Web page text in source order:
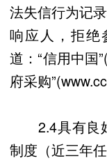
法失信行为记
响应人，拒绝
道：“信用中国
府采购
2.4具有良
制度（近三年